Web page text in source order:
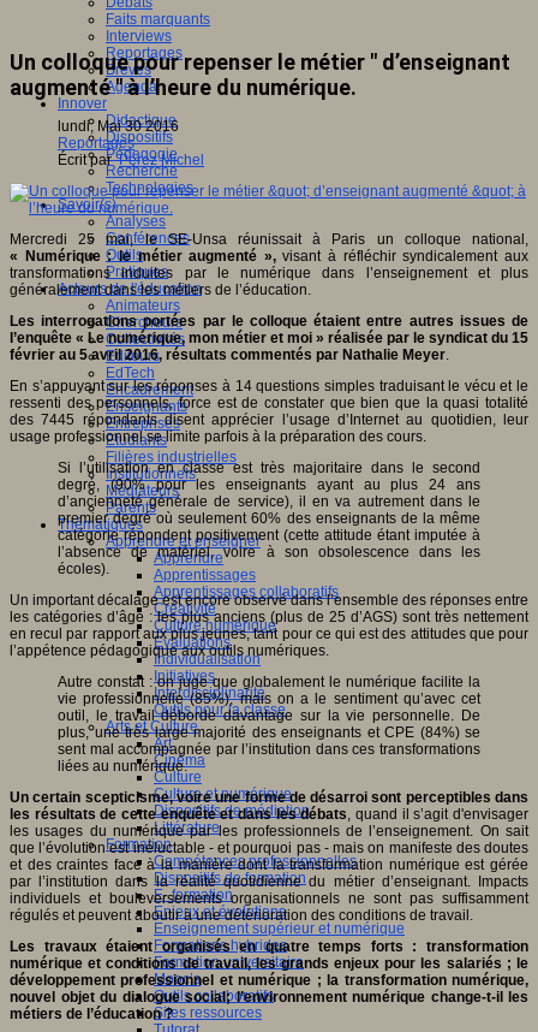
Faits marquants
Interviews
Reportages
Brèves
Agenda
Innover
Didactique
Dispositifs
Pédagogie
Recherche
Technologies
Savoir(s)
Analyses
Conférences
Outils
Pratiques
Acteurs de l'éducation
Animateurs
Chercheurs
Collectivités
Editeurs
EdTech
Encadrement
Enseignants
Entreprises
Etudiants
Filières industrielles
Institutionnels
Médiateurs
Parents
Thématiques
Apprendre et enseigner
Apprendre
Apprentissages
Apprentissages collaboratifs
Créativité
Culture numérique
Evaluations
Individualisation
Initiatives
Interdisciplinarité
Outils pour la classe
Arts et Culture
Art
Cinéma
Culture
Culture et numérique
Dispositifs de médiation
Littérature
Formation
Compétences professionnelles
Dispositifs de formation
E- formation
Enjeux et évolutions
Enseignement supérieur et numérique
Formations hybrides
Formation universitaire
Mooc’s
Outils collaboratifs
Sites ressources
Un colloque pour repenser le métier " d’enseignant
augmenté " à l’heure du numérique.
lundi, Mai 30 2016
Reportages
Écrit parPérez Michel
Mercredi 25 mai, le SE-Unsa réunissait à Paris un colloque national,
« Numérique : le métier augmenté »,visant à réfléchir syndicalement aux
transformations induites par le numérique dans l’enseignement et plus
généralement dans les métiers de l’éducation.
Les interrogations portées par le colloque étaient entre autres issues de
l’enquête « Le numérique, mon métier et moi » réalisée par le syndicat du 15
février au 5 avril 2016, résultats commentés par Nathalie Meyer.
En s’appuyant sur les réponses à 14 questions simples traduisant le vécu et le
ressenti des personnels, force est de constater que bien que la quasi totalité
des 7445 répondants disent apprécier l’usage d’Internet au quotidien, leur
usage professionnel se limite parfois à la préparation des cours.
Si l’utilisation en classe est très majoritaire dans le second
degré, (90% pour les enseignants ayant au plus 24 ans
d’ancienneté générale de service), il en va autrement dans le
premier degré où seulement 60% des enseignants de la même
catégorie répondent positivement (cette attitude étant imputée à
l’absence de matériel, voire à son obsolescence dans les
écoles).
Un important décalage est encore observé dans l’ensemble des réponses entre
les catégories d’âge : les plus anciens (plus de 25 d’AGS) sont très nettement
en recul par rapport aux plus jeunes, tant pour ce qui est des attitudes que pour
l’appétence pédagogique aux outils numériques.
Autre constat : on juge que globalement le numérique facilite la
vie professionnelle (85%), mais on a le sentiment qu’avec cet
outil, le travail déborde davantage sur la vie personnelle. De
plus, une très large majorité des enseignants et CPE (84%) se
sent mal accompagnée par l’institution dans ces transformations
liées au numérique.
Un certain scepticisme, voire une forme de désarroi sont perceptibles dans
les résultats de cette enquête et dans les débats, quand il s’agit d'envisager
les usages du numérique par les professionnels de l’enseignement. On sait
que l’évolution est inéluctable - et pourquoi pas - mais on manifeste des doutes
et des craintes face à la manière dont la transformation numérique est gérée
par l’institution dans la réalité quotidienne du métier d’enseignant. Impacts
individuels et bouleversements organisationnels ne sont pas suffisamment
régulés et peuvent aboutir à une détérioration des conditions de travail.
Les travaux étaient organisés en quatre temps forts : transformation
numérique et conditions de travail, les grands enjeux pour les salariés ; le
développement professionnel et numérique ; la transformation numérique,
nouvel objet du dialogue social; l’environnement numérique change-t-il les
métiers de l’éducation ?